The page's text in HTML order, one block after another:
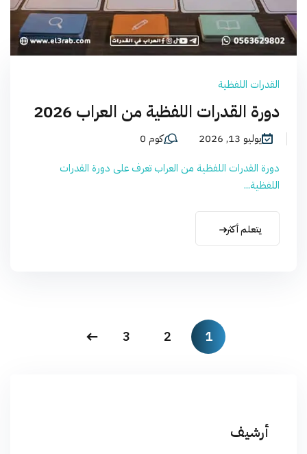
القدرات اللفظية
دورة القدرات اللفظية من العراب 2026
يوليو 13, 2026
كوم 0
دورة القدرات اللفظية من العراب تعرف على دورة القدرات
اللفظية...
يتعلم أكثر
1
2
3
أرشيف